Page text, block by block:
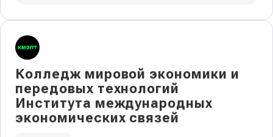
Колледж мировой экономики и
передовых технологий
Института международных
экономических связей